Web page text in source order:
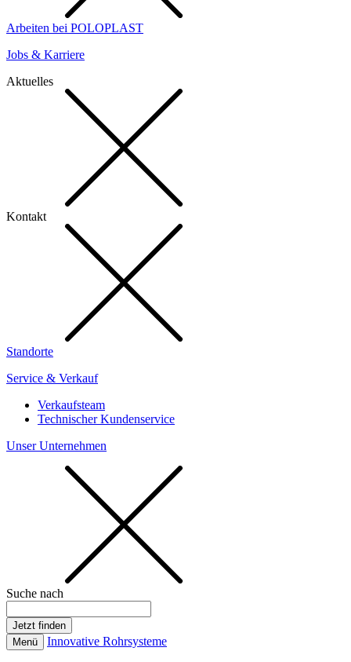
Arbeiten bei POLOPLAST
Jobs & Karriere
Aktuelles
Kontakt
Standorte
Service & Verkauf
Verkaufsteam
Technischer Kundenservice
Unser Unternehmen
Suche nach
Menü Innovative Rohrsysteme